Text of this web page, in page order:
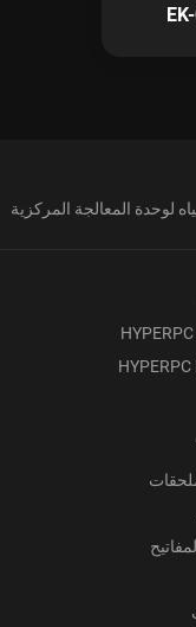
لوحدة المعالجة المركزية
HYPERPC